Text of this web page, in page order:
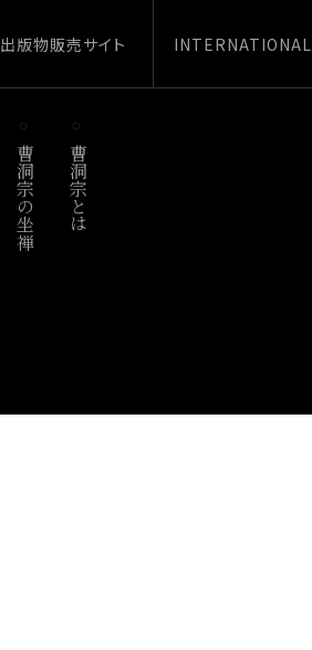
出版物販売サイト INTERNATIONAL
曹洞宗の坐禅 曹洞宗とは